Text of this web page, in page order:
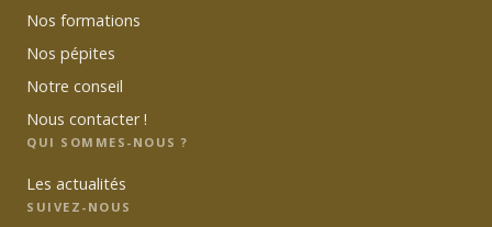
Nos formations
Nos pépites
Notre conseil
Nous contacter !
QUI SOMMES-NOUS ?
Les actualités
SUIVEZ-NOUS